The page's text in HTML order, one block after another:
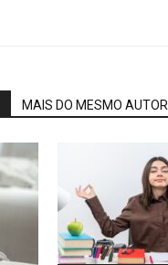
MAIS DO MESMO AUTOR